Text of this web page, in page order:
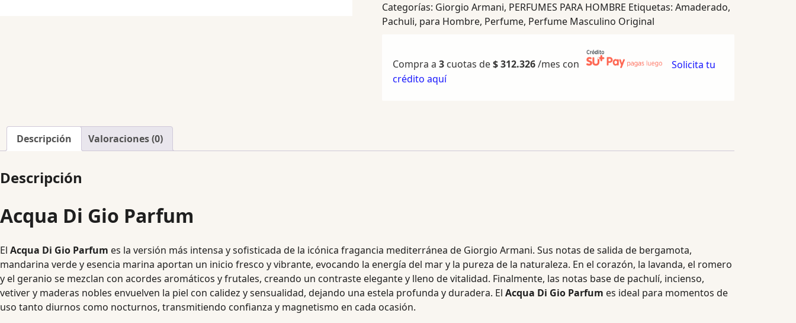
Categorías: Giorgio Armani, PERFUMES PARA HOMBRE Etiquetas: Amaderado,
Pachuli, para Hombre, Perfume, Perfume Masculino Original
Compra a 3cuotas de$312.326/mes con
Solicita tu
crédito aquí
Descripción Valoraciones (0)
Descripción
Acqua Di Gio Parfum
El Acqua Di Gio Parfum es la versión más intensa y sofisticada de la icónica fragancia mediterránea de Giorgio Armani. Sus notas de salida de bergamota,
mandarina verde y esencia marina aportan un inicio fresco y vibrante, evocando la energía del mar y la pureza de la naturaleza. En el corazón, la lavanda, el romero
y el geranio se mezclan con acordes aromáticos y frutales, creando un contraste elegante y lleno de vitalidad. Finalmente, las notas base de pachulí, incienso,
vetiver y maderas nobles envuelven la piel con calidez y sensualidad, dejando una estela profunda y duradera. El Acqua Di Gio Parfum es ideal para momentos de
uso tanto diurnos como nocturnos, transmitiendo confianza y magnetismo en cada ocasión.